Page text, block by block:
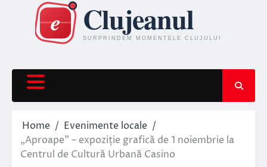
content
Home
Evenimente locale
„Aproape” – expoziție grafică de 1 noiembrie la
Centrul de Cultură Urbană Casino